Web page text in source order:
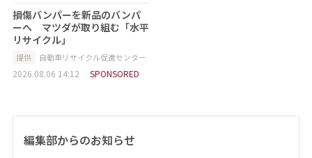
損傷バンパーを新品のバンパ
ーへ マツダが取り組む「水平
リサイクル」
提供 自動車リサイクル促進センター
2026.08.06 14:12 SPONSORED
編集部からのお知らせ